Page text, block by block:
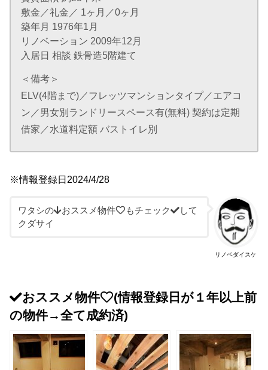
敷金／礼金／ 1ヶ月／0ヶ月
築年月 1976年1月
リノベーション 2009年12月
入居日 相談 鉄骨造5階建て
＜備考＞
ELV(4階まで)／フレッツマンションタイプ／エアコ
ン／男女別ランドリースペース有(無料) 契約は定期
借家／水道料定額 バストイレ別
※情報登録日2024/4/28
リノベダイスケ
ワタシの おススメ物件 もチェック
して
クダサイ
おススメ物件
(情報登録日が１年以上前
の物件→全て成約済)